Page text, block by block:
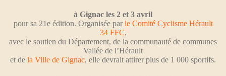
à Gignac les 2 et 3 avril
pour sa 21e édition. Organisée parle Comité Cyclisme Hérault
34 FFC,
avec le soutien du Département, de la communauté de communes
Vallée de l’Hérault
et de la Ville de Gignac, elle devrait attirer plus de 1 000 sportifs.